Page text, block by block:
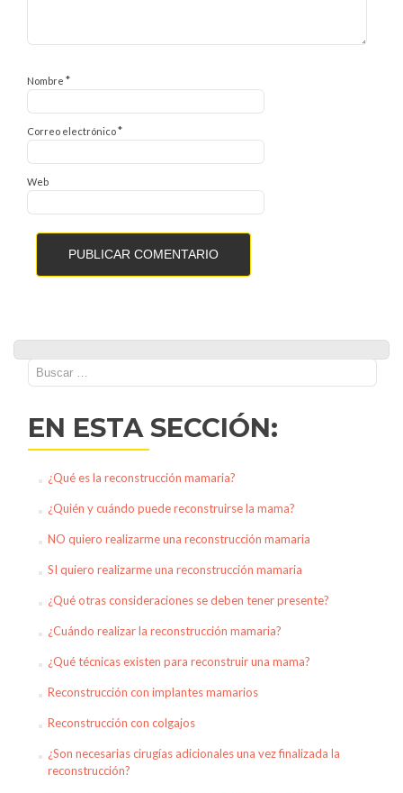
Nombre *
Correo electrónico*
Web
Buscar:
EN ESTA SECCIÓN:
¿Qué es la reconstrucción mamaria?
¿Quién y cuándo puede reconstruirse la mama?
NO quiero realizarme una reconstrucción mamaria
SI quiero realizarme una reconstrucción mamaria
¿Qué otras consideraciones se deben tener presente?
¿Cuándo realizar la reconstrucción mamaria?
¿Qué técnicas existen para reconstruir una mama?
Reconstrucción con implantes mamarios
Reconstrucción con colgajos
¿Son necesarias cirugías adicionales una vez finalizada la
reconstrucción?